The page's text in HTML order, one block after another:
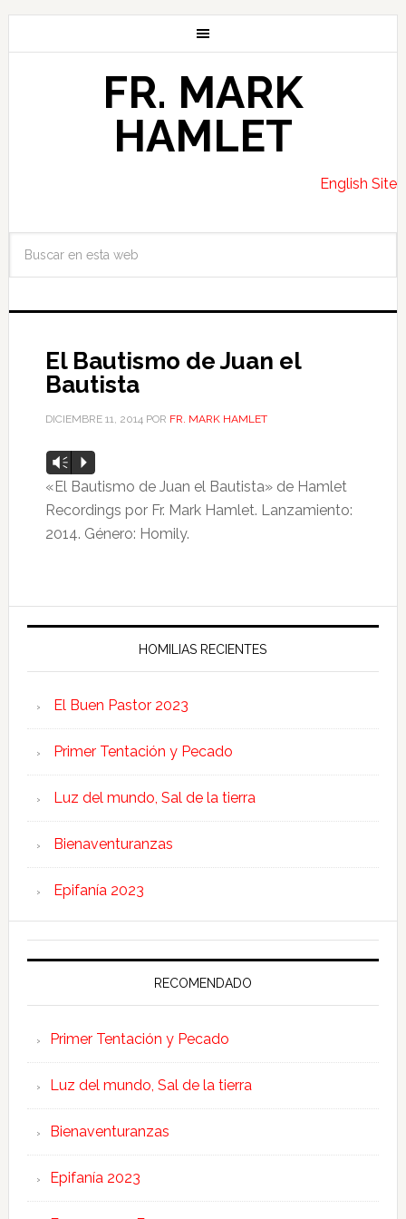
FR. MARK
HAMLET
English Site
El Bautismo de Juan el
Bautista
DICIEMBRE 11, 2014POR FR. MARK HAMLET
Reproductor
de
audio
Vm P
«El Bautismo de Juan el Bautista» de Hamlet
Recordings por Fr. Mark Hamlet. Lanzamiento:
2014. Género: Homily.
HOMILIAS RECIENTES
El Buen Pastor 2023
Primer Tentación y Pecado
Luz del mundo, Sal de la tierra
Bienaventuranzas
Epifanía 2023
RECOMENDADO
Primer Tentación y Pecado
Luz del mundo, Sal de la tierra
Bienaventuranzas
Epifanía 2023